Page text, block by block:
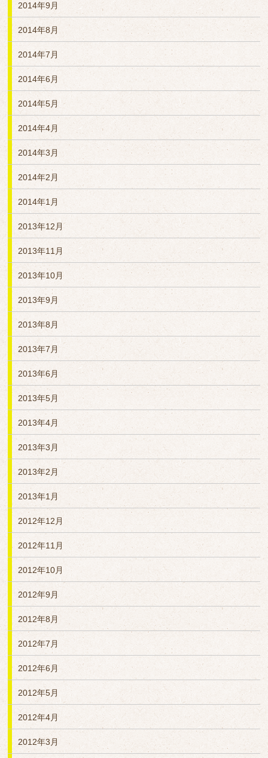
2014年9月
2014年8月
2014年7月
2014年6月
2014年5月
2014年4月
2014年3月
2014年2月
2014年1月
2013年12月
2013年11月
2013年10月
2013年9月
2013年8月
2013年7月
2013年6月
2013年5月
2013年4月
2013年3月
2013年2月
2013年1月
2012年12月
2012年11月
2012年10月
2012年9月
2012年8月
2012年7月
2012年6月
2012年5月
2012年4月
2012年3月